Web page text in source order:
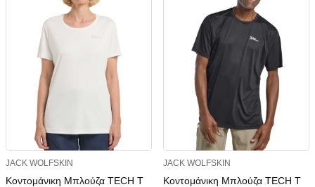
JACK WOLFSKIN
Κοντομάνικη Μπλούζα TECH T
JACK WOLFSKIN
Κοντομάνικη Μπλούζα TECH T